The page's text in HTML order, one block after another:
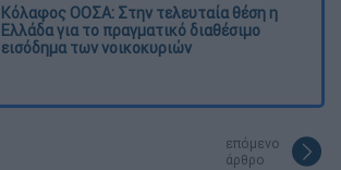
Κόλαφος ΟΟΣΑ: Στην τελευταία θέση η
Ελλάδα για το πραγματικό διαθέσιμο
εισόδημα των νοικοκυριών
επόμενο
άρθρο